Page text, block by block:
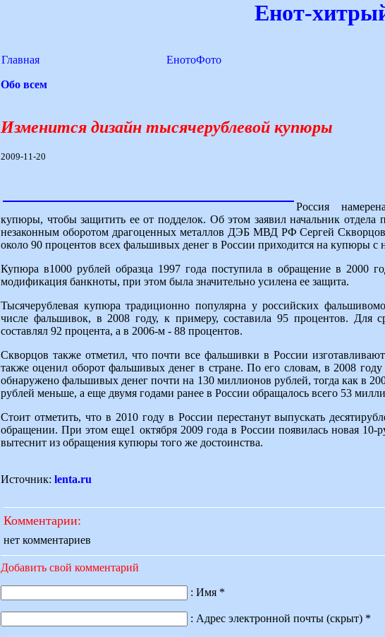
Енот-
Главная ЕнотоФото
Обо всем
Изменится дизайн тысячерублевой купюры
2009-11-20
Россия
купюры, чтобы защитить ее от подделок. Об этом заявил начальник отдела
незаконным оборотом драгоценных металлов ДЭБ МВД РФ Сергей
около 90 процентов всех фальшивых денег в России приходится на купюры с
Купюра в1000 рублей образца 1997 года поступила в обращение в 2000
модификация банкноты, при этом была значительно усилена ее защита.
Тысячерублевая купюра традиционно популярна у российских
числе фальшивок, в 2008 году, к примеру, составила 95 процентов. Для
составлял 92 процента, а в 2006-м - 88 процентов.
Скворцов также отметил, что почти все фальшивки в России
также оценил оборот фальшивых денег в стране. По его словам, в 2008
обнаружено фальшивых денег почти на 130 миллионов рублей, тогда как в
рублей меньше, а еще двумя годами ранее в России обращалось всего 53
Стоит отметить, что в 2010 году в России перестанут выпускать
обращении. При этом еще1 октября 2009 года в России появилась новая 10-
вытеснит из обращения купюры того же достоинства.
Источник: lenta.ru
Комментарии:
нет комментариев
Добавить свой комментарий
: Имя *
: Адрес электронной почты (скрыт) *